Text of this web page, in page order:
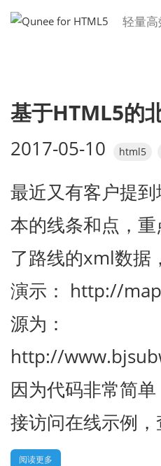
轻量
基于HTML5的
2017-05-10 html5
最近又有客户提
本的线条和点，
了路线的xml数据
演示： http://
源为：
http://
因为代码非常简
接访问在线示例
阅读更多